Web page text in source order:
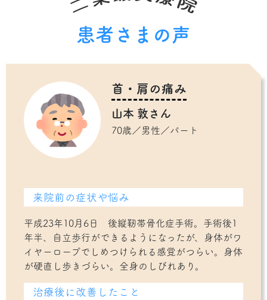
患者さまの声
首・肩の痛み
山本 敦さん
70歳／男性／パート
来院前の症状や悩み
平成23年10月6日 後縦靭帯骨化症手術。手術後1
年半、自立歩行ができるようになったが、身体がワ
イヤーロープでしめつけられる感覚がつらい。身体
が硬直し歩きづらい。全身のしびれあり。
治療後に改善したこと